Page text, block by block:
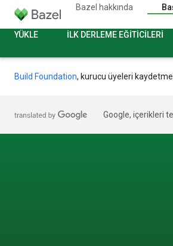
Bazel hakkında
YÜKLE İLK DERLEME EĞITICILERI
Build Foundation, kurucu üyeleri
Google, içerikleri